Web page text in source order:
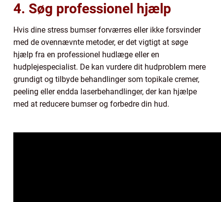
4. Søg professionel hjælp
Hvis dine stress bumser forværres eller ikke forsvinder
med de ovennævnte metoder, er det vigtigt at søge
hjælp fra en professionel hudlæge eller en
hudplejespecialist. De kan vurdere dit hudproblem mere
grundigt og tilbyde behandlinger som topikale cremer,
peeling eller endda laserbehandlinger, der kan hjælpe
med at reducere bumser og forbedre din hud.